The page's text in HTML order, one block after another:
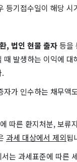
등기접수일이 해당 시
, 법인 현물 출자등을
때 발생하는 이익에 대
.
자가 인수하는 채무액
따른 환지처분, 보류
과세 대상에서 제외됩
서는 과세표준에 따른